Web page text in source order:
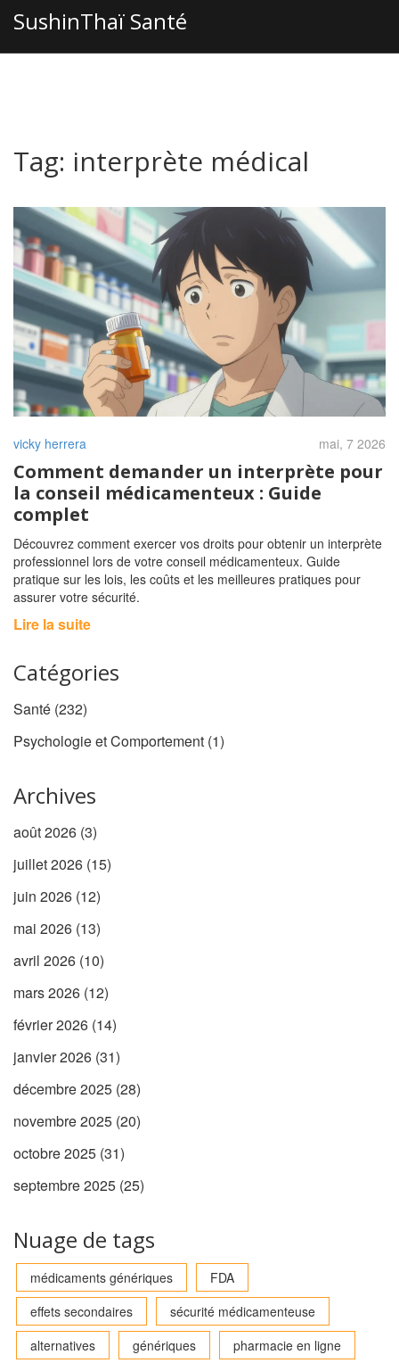
SushinThaï Santé
Tag: interprète médical
vicky herrera mai, 7 2026
Comment demander un interprète pour
la conseil médicamenteux : Guide
complet
Découvrez comment exercer vos droits pour obtenir un interprète
professionnel lors de votre conseil médicamenteux. Guide
pratique sur les lois, les coûts et les meilleures pratiques pour
assurer votre sécurité.
Lire la suite
Catégories
Santé (232)
Psychologie et Comportement (1)
Archives
août 2026 (3)
juillet 2026 (15)
juin 2026 (12)
mai 2026 (13)
avril 2026 (10)
mars 2026 (12)
février 2026 (14)
janvier 2026 (31)
décembre 2025 (28)
novembre 2025 (20)
octobre 2025 (31)
septembre 2025 (25)
Nuage de tags
médicaments génériques
FDA
effets secondaires
sécurité médicamenteuse
alternatives
génériques
pharmacie en ligne